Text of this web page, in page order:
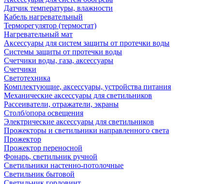
Датчик температуры, влажности
Кабель нагревательный
Терморегулятор (термостат)
Нагревательный мат
Аксессуары для систем защиты от протечки воды
Системы защиты от протечки воды
Счетчики воды, газа, аксессуары
Счетчики
Светотехника
Комплектующие, аксессуары, устройства питания
Механические аксессуары для светильников
Рассеиватели, отражатели, экраны
Столб/опора освещения
Электрические аксессуары для светильников
Прожекторы и светильники направленного света
Прожектор
Прожектор переносной
Фонарь, светильник ручной
Светильники настенно-потолочные
Светильник бытовой